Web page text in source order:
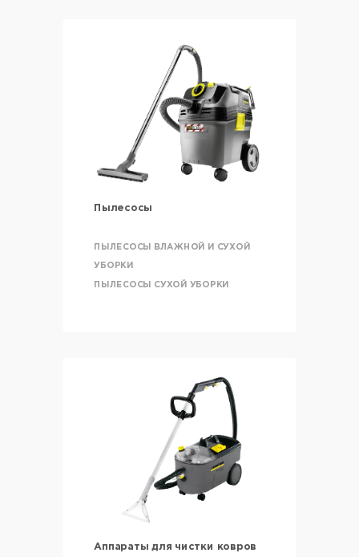
Пылесосы
ПЫЛЕСОСЫ ВЛАЖНОЙ И СУХОЙ
УБОРКИ
ПЫЛЕСОСЫ СУХОЙ УБОРКИ
Аппараты для чистки ковров